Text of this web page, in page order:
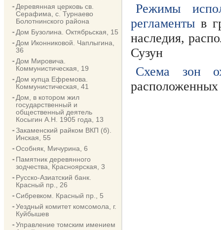
Деревянная церковь св.
Серафима, с. Турнаево
Болотнинского района
Дом Бузолина. Октябрьская, 15
Дом Иконниковой. Чаплыгина,
36
Дом Мировича.
Коммунистическая, 19
Дом купца Ефремова.
Коммунистическая, 41
Дом, в котором жил
государственный и
общественный деятель
Косыгин А.Н. 1905 года, 13
Закаменский райком ВКП (б).
Инская, 55
Особняк, Мичурина, 6
Памятник деревянного
зодчества, Красноярская, 3
Русско-Азиатский банк.
Красный пр., 26
Сибревком. Красный пр., 5
Уездный комитет комсомола, г.
Куйбышев
Управление томским имением
Режимы
регламенты в
наследия,
Сузун
Схема зон
расположенных